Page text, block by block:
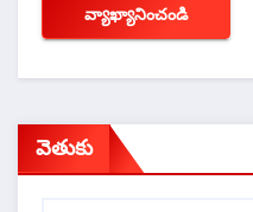
వెతుకు